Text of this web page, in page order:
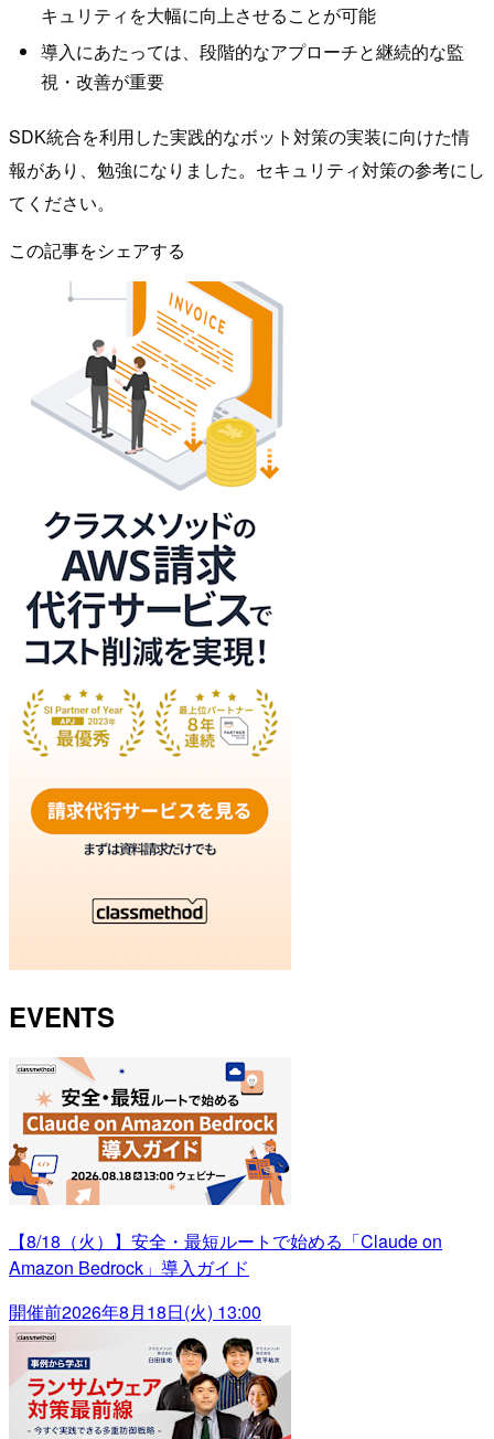
キュリティを大幅に向上させることが可能
導入にあたっては、段階的なアプローチと継続的な監
視・改善が重要
SDK統合を利用した実践的なボット対策の実装に向けた情
報があり、勉強になりました。セキュリティ対策の参考にし
てください。
この記事をシェアする
EVENTS
【8/18（火）】安全・最短ルートで始める「Claude on
Amazon Bedrock」導入ガイド
開催前2026年8月18日(火) 13:00